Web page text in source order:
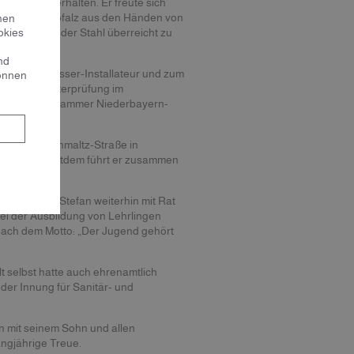
Oberpfalz aus den Händen von
Alexander Stahl überreicht zu
Gas-Wasser-Installateur und zum
seine Meisterprüfung im
Niederbayern-
Dr.-Schmaltz-Straße in
und seitdem führt er zusammen
wird er Stefan weiterhin mit Rat
der Ausbildung von Lehrlingen
dem Motto: „Der Jugend gehört
selbst hatte auch ehrenamtlich
Innung für Sanitär- und
mit seinem Sohn und allen
Treue.